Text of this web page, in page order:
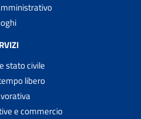
stato civile
libero
e commercio